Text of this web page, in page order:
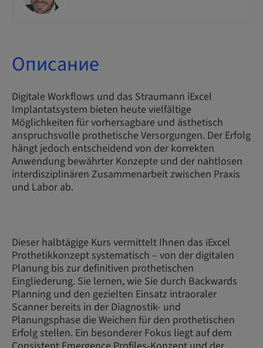
Описание
Digitale Workflows und das Straumann iExcel
Implantatsystem bieten heute vielfältige
Möglichkeiten für vorhersagbare und ästhetisch
anspruchsvolle prothetische Versorgungen. Der Erfolg
hängt jedoch entscheidend von der korrekten
Anwendung bewährter Konzepte und der nahtlosen
interdisziplinären Zusammenarbeit zwischen Praxis
und Labor ab.
Dieser halbtägige Kurs vermittelt Ihnen das iExcel
Prothetikkonzept systematisch – von der digitalen
Planung bis zur definitiven prothetischen
Eingliederung. Sie lernen, wie Sie durch Backwards
Planning und den gezielten Einsatz intraoraler
Scanner bereits in der Diagnostik- und
Planungsphase die Weichen für den prothetischen
Erfolg stellen. Ein besonderer Fokus liegt auf dem